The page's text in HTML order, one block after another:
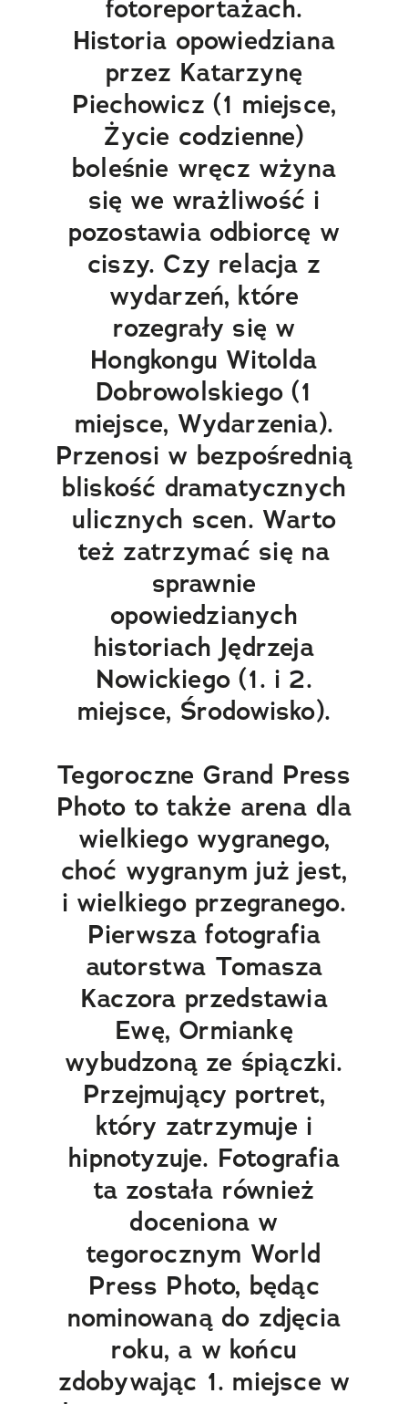
fotoreportażach.
Historia opowiedziana
przez Katarzynę
Piechowicz (1 miejsce,
Życie codzienne)
boleśnie wręcz wżyna
się we wrażliwość i
pozostawia odbiorcę w
ciszy. Czy relacja z
wydarzeń, które
rozegrały się w
Hongkongu Witolda
Dobrowolskiego (1
miejsce, Wydarzenia).
Przenosi w bezpośrednią
bliskość dramatycznych
ulicznych scen. Warto
też zatrzymać się na
sprawnie
opowiedzianych
historiach Jędrzeja
Nowickiego (1. i 2.
miejsce, Środowisko).
Tegoroczne Grand Press
Photo to także arena dla
wielkiego wygranego,
choć wygranym już jest,
i wielkiego przegranego.
Pierwsza fotografia
autorstwa Tomasza
Kaczora przedstawia
Ewę, Ormiankę
wybudzoną ze śpiączki.
Przejmujący portret,
który zatrzymuje i
hipnotyzuje. Fotografia
ta została również
doceniona w
tegorocznym World
Press Photo, będąc
nominowaną do zdjęcia
roku, a w końcu
zdobywając 1. miejsce w